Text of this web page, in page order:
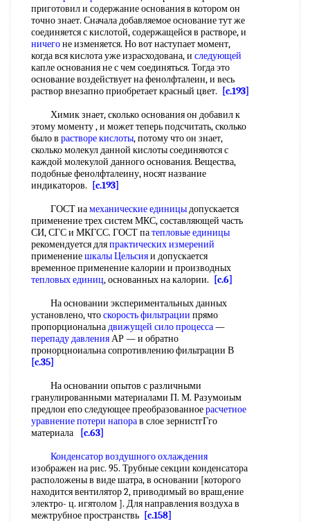
приготовил и содержание основания в котором он
точно знает. Сначала добавляемое основание тут же
соединяется с кислотой, содержащейся в растворе, и
ничегоне изменяется. Но вот наступает момент,
когда вся кислота уже израсходована, и следующей
капле основания не с чем соединяться. Тогда это
основание воздействует на фенолфталеин, и весь
раствор внезапно приобретает красный цвет.
[c.193]
Химик знает, сколько основания он добавил к
этому моменту , и может теперь подсчитать, сколько
было в растворе кислоты, потому что он знает,
сколько молекул данной кислоты соединяются с
каждой молекулой данного основания. Вещества,
подобные фенолфталеину, носят название
индикаторов.
[c.193]
ГОСТ иамеханические единицыдопускается
применение трех систем МКС, составляющей часть
СИ, СГС и МКГСС. ГОСТ патепловые единицы
рекомендуется дляпрактических измерений
применениешкалы Цельсияи допускается
временное применение калории и производных
тепловых единиц, основанных на калории.
[c.6]
На основании экспериментальных данных
установлено, чтоскорость фильтрации прямо
пропорциональнадвижущей сило процесса—
перепаду давленияАР — и обратно
пронорцноиальна сопротивлению фильтрации В
[c.35]
На основании опытов с различными
гранулированными материалами П. М. Разумоиым
предлои епо следующее преобразованноерасчетное
уравнениепотери напорав слое зернистгГго
материала
[c.63]
Конденсатор воздушного охлаждения
изображен на рис. 95. Трубные секции конденсатора
расположены в виде шатра, в основании [которого
находится вентилятор 2, приводимый во враш,ение
электро- ц. игятолом ]. Для направления воздуха в
межтрубное пространствь [c.158]